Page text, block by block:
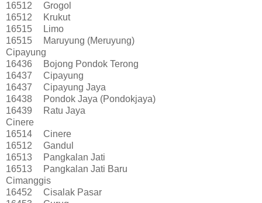
16512
Grogol
16512
Krukut
16515
Limo
16515
Maruyung (Meruyung)
Cipayung
16436
Bojong Pondok Terong
16437
Cipayung
16437
Cipayung Jaya
16438
Pondok Jaya (Pondokjaya)
16439
Ratu Jaya
Cinere
16514
Cinere
16512
Gandul
16513
Pangkalan Jati
16513
Pangkalan Jati Baru
Cimanggis
16452
Cisalak Pasar